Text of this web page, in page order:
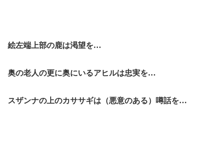
絵左端上部の鹿は渇望を…
奥の老人の更に奥にいるアヒルは忠実を…
スザンナの上のカササギは（悪意のある）噂話を…